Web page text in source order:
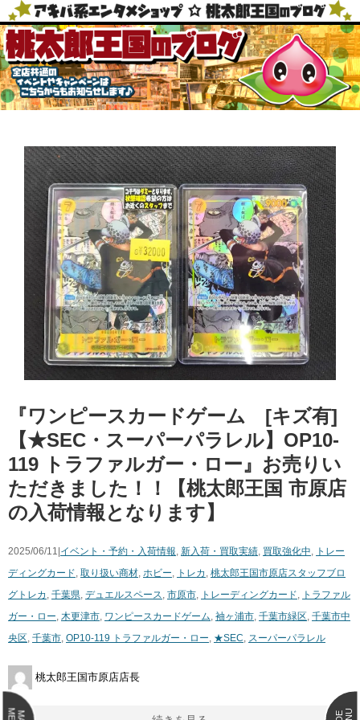
『ワンピースカードゲーム [キズ有]
【★SEC・スーパーパラレル】OP10-
119 トラファルガー・ロー』お売りい
ただきました！！【桃太郎王国 市原店
の入荷情報となります】
2025/06/11| イベント・予約・入荷情報, 新入荷・買取実績, 買取強化中, トレー
ディングカード, 取り扱い商材, ホビー, トレカ , 桃太郎王国市原店スタッフブロ
グ トレカ , 千葉県, デュエルスペース, 市原市, トレーディングカード, トラファル
ガー・ロー, 木更津市, ワンピースカードゲーム, 袖ヶ浦市, 千葉市緑区, 千葉市中
央区, 千葉市, OP10-119 トラファルガー・ロー, ★SEC, スーパーパラレル
桃太郎王国市原店店長